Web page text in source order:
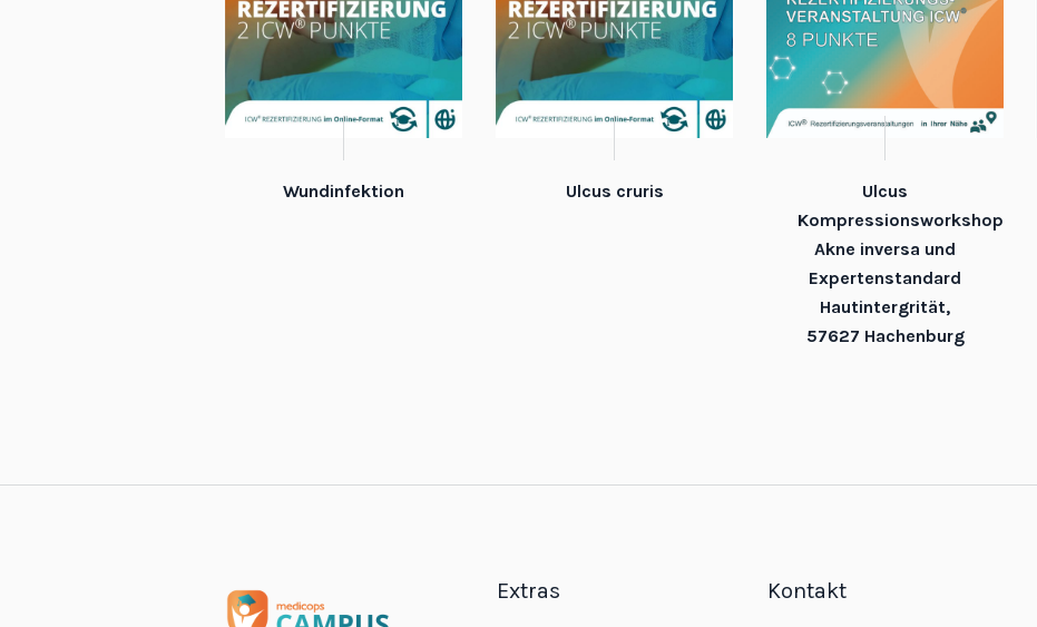
Wundinfektion Ulcus cruris
Ulcus
Kompressionsworkshop,
Akne inversa und
Expertenstandard
Hautintergrität,
57627 Hachenburg
Extras Kontakt